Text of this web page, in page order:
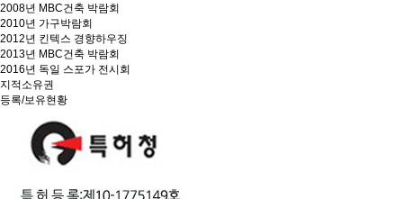
2008년 MBC건축 박람회
2010년 가구박람회
2012년 킨텍스 경향하우징
2013년 MBC건축 박람회
2016년 독일 스포가 전시회
지적소유권
등록/보유현황